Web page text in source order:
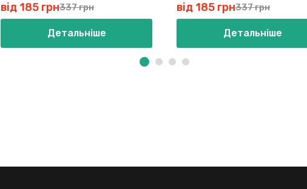
від 185 грн337 грн
Детальніше
від 185 грн337 грн
Детальніше